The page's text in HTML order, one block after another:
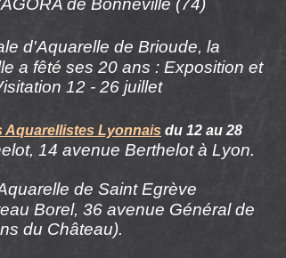
de Bonneville (74)
d'Aquarelle de Brioude, la
a fêté ses 20 ans : Exposition et
12 - 26 juillet
Aquarellistes Lyonnais du 12 au 28
14 avenue Berthelot à Lyon.
de Saint Egrève
Borel, 36 avenue Général de
du Château).